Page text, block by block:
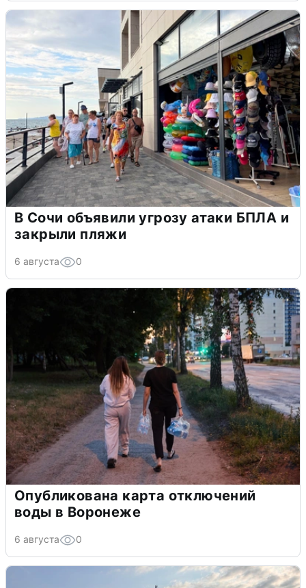
В Сочи объявили угрозу атаки БПЛА и
закрыли пляжи
6 августа 0
Опубликована карта отключений
воды в Воронеже
6 августа 0